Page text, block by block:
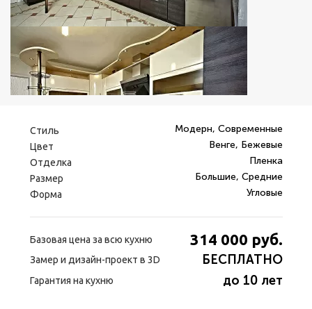
Стиль Модерн, Современные
Цвет Венге, Бежевые
Отделка Пленка
Размер Большие, Средние
Форма Угловые
Базовая цена за всю кухню 314 000 руб.
Замер и дизайн-проект в 3D БЕСПЛАТНО
Гарантия на кухню до 10 лет